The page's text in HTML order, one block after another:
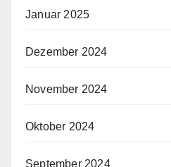
Januar 2025
Dezember 2024
November 2024
Oktober 2024
September 2024